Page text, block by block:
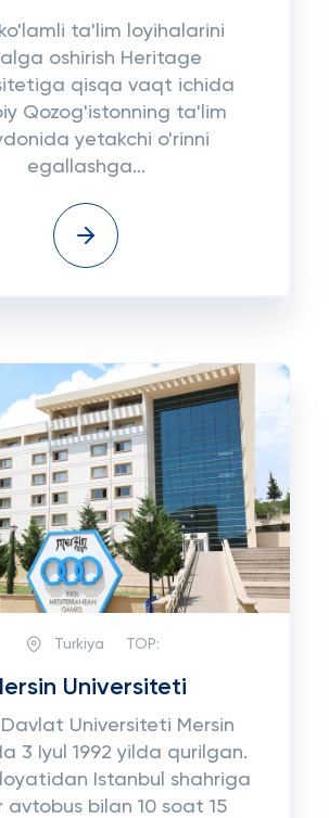
ta'lim loyihalarini
oshirish Heritage
qisqa vaqt ichida
Qozog'istonning ta'lim
yetakchi o'rinni
egallashga...
Turkiya TOP:
Universiteti
Davlat Universiteti Mersin
3 Iyul 1992 yilda qurilgan.
Istanbul shahriga
bilan 10 soat 15